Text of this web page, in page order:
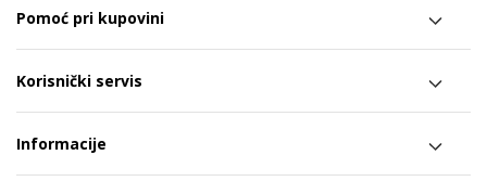
Pomoć pri kupovini
Korisnički servis
Informacije